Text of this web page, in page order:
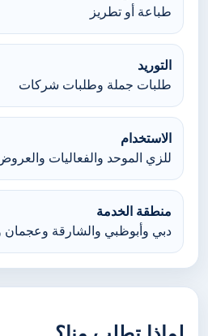
طباعة أو تطريز
التوريد
طلبات جملة وطلبات شركات
الاستخدام
للزي الموحد والفعاليات
منطقة الخدمة
دبي وأبوظبي والشارقة وعجمان